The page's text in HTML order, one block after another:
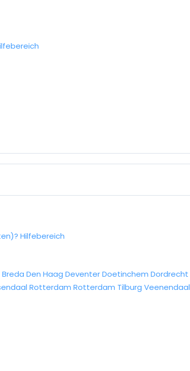
Hilfebereich
Breda Den Haag DeventerDoetinchem Dordrecht
Rotterdam Rotterdam Tilburg Veenendaal